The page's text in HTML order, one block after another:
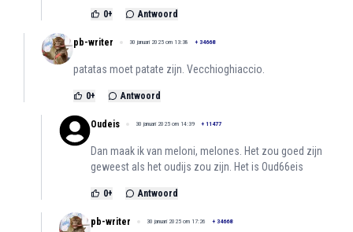
0+ Antwoord
pb-writer 30 januari 2025 om 13:38 + 34668
patatas moet patate zijn. Vecchioghiaccio.
0+ Antwoord
Oudeis 30 januari 2025 om 14:39 + 11477
Dan maak ik van meloni, melones. Het zou goed zijn
geweest als het oudijs zou zijn. Het is Oud66eis
0+ Antwoord
pb-writer 30 januari 2025 om 17:26 + 34668